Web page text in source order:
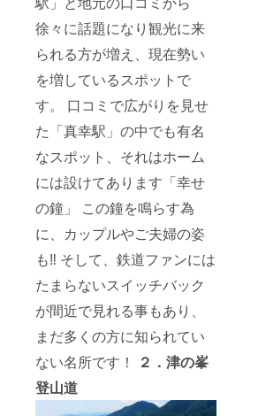
徐々に話題になり観光に来
られる方が増え、現在勢い
を増しているスポットで
す。 口コミで広がりを見せ
た「真幸駅」の中でも有名
なスポット、それはホーム
には設けてあります「幸せ
の鐘」 この鐘を鳴らす為
に、カップルやご夫婦の姿
も‼︎ そして、鉄道ファンには
たまらないスイッチバック
が間近で見れる事もあり、
まだ多くの方に知られてい
ない名所です！
２．津の峯
登山道